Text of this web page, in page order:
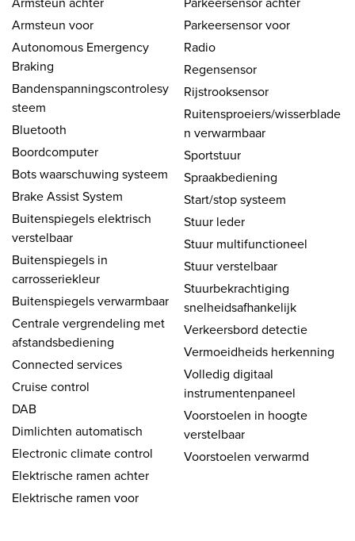
Armsteun voor
Autonomous Emergency
Braking
Bandenspanningscontrolesy
steem
Bluetooth
Boordcomputer
Bots waarschuwing systeem
Brake Assist System
Buitenspiegels elektrisch
verstelbaar
Buitenspiegels in
carrosseriekleur
Buitenspiegels verwarmbaar
Centrale vergrendeling met
afstandsbediening
Connected services
Cruise control
DAB
Dimlichten automatisch
Electronic climate control
Elektrische ramen achter
Elektrische ramen voor
Parkeersensor voor
Radio
Regensensor
Rijstrooksensor
Ruitensproeiers/wisserblade
n verwarmbaar
Sportstuur
Spraakbediening
Start/stop systeem
Stuur leder
Stuur multifunctioneel
Stuur verstelbaar
Stuurbekrachtiging
snelheidsafhankelijk
Verkeersbord detectie
Vermoeidheids herkenning
Volledig digitaal
instrumentenpaneel
Voorstoelen in hoogte
verstelbaar
Voorstoelen verwarmd